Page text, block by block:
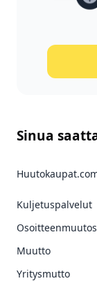
Sinua
Kuljetuspalvelut
Osoitteenmuutos
Muutto
Yritysmutto